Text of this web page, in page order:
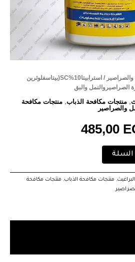
/ استرابيتا10%SC(بيتاسفلوثرين
, منتجات مكافحة الذباب, منتجات مكافحة
والصراصير
485,00
السلة
, منتجات مكافحة الذباب, منتجات مكافحة